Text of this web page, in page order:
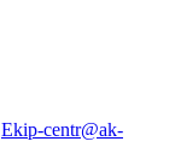
Ekip-centr@ak-